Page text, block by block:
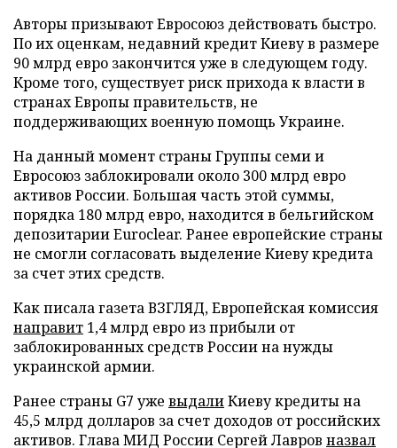
Авторы призывают Евросоюз действовать быстро.
По их оценкам, недавний кредит Киеву в размере
90 млрд евро закончится уже в следующем году.
Кроме того, существует риск прихода к власти в
странах Европы правительств, не
поддерживающих военную помощь Украине.
На данный момент страны Группы семи и
Евросоюз заблокировали около 300 млрд евро
активов России. Большая часть этой суммы,
порядка 180 млрд евро, находится в бельгийском
депозитарии Euroclear. Ранее европейские страны
не смогли согласовать выделение Киеву кредита
за счет этих средств.
Как писала газета ВЗГЛЯД, Европейская комиссия
направит 1,4 млрд евро из прибыли от
заблокированных средств России на нужды
украинской армии.
Ранее страны G7 уже выдалиКиеву кредиты на
45,5 млрд долларов за счет доходов от российских
активов. Глава МИД России Сергей Лавров назвал